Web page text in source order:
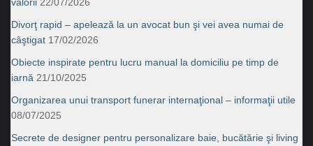
Divorţ rapid – apelează la un avocat bun şi vei avea numai de
câştigat 17/02/2026
Obiecte inspirate pentru lucru manual la domiciliu pe timp de
iarnă 21/10/2025
Organizarea unui transport funerar internaţional – informaţii utile
08/07/2025
Secrete de designer pentru personalizare baie, bucătărie şi living